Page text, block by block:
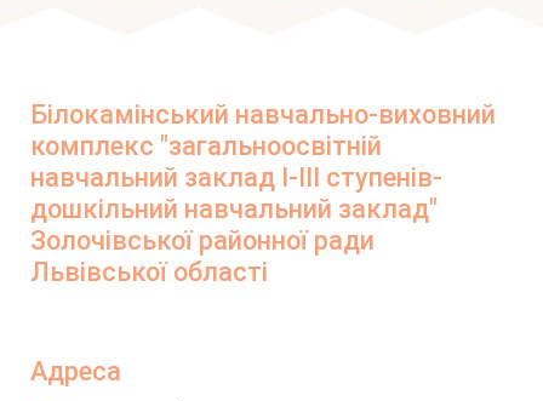
Білокамінський навчально-виховний
комплекс "загальноосвітній
навчальний заклад І-ІІІ ступенів-
дошкільний навчальний заклад"
Золочівської районної ради
Львівської області
Адреса